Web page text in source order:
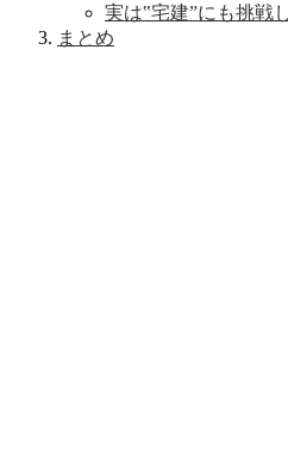
実は‟宅建”にも挑戦
まとめ